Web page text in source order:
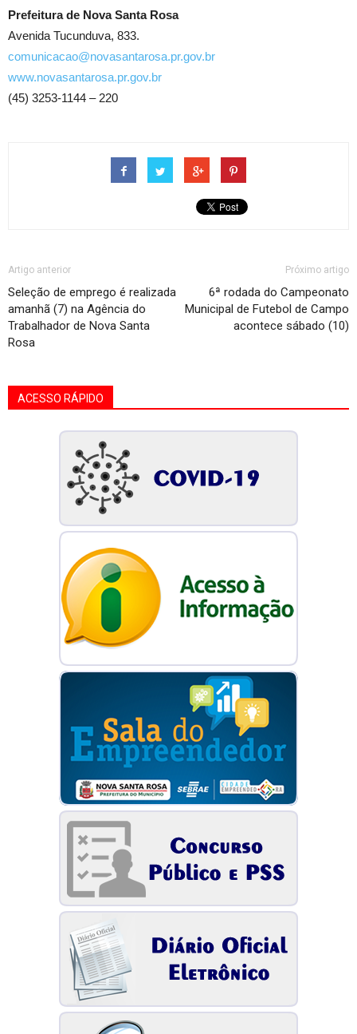
Prefeitura de Nova Santa Rosa
Avenida Tucunduva, 833.
comunicacao@novasantarosa.pr.gov.br
www.novasantarosa.pr.gov.br
(45) 3253-1144 – 220
Artigo anterior
Seleção de emprego é realizada
amanhã (7) na Agência do
Trabalhador de Nova Santa
Rosa
Próximo artigo
6ª rodada do Campeonato
Municipal de Futebol de Campo
acontece sábado (10)
ACESSO RÁPIDO